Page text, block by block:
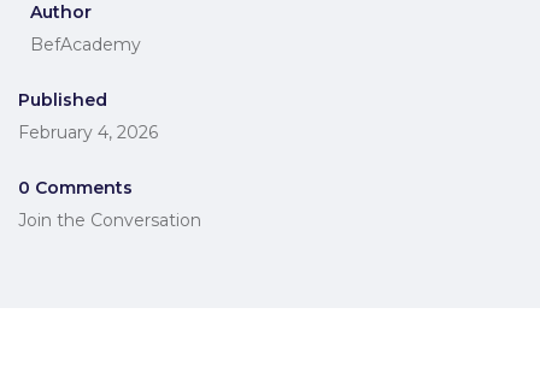
Author
BefAcademy
Published
February 4, 2026
0 Comments
Join the Conversation